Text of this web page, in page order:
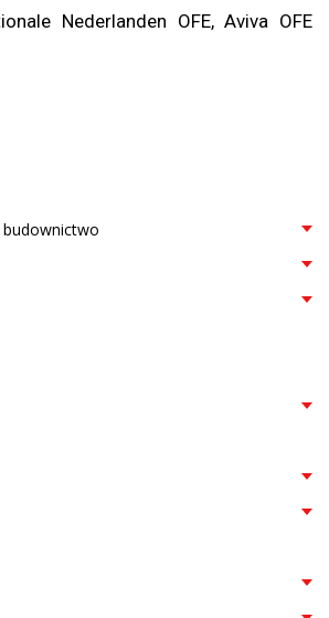
Nederlanden OFE, Aviva OFE
budownictwo